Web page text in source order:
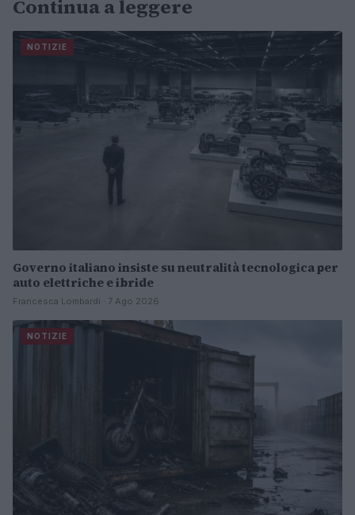
Continua a leggere
NOTIZIE
Governo italiano insiste su neutralità tecnologica per
auto elettriche e ibride
Francesca Lombardi · 7 Ago 2026
NOTIZIE